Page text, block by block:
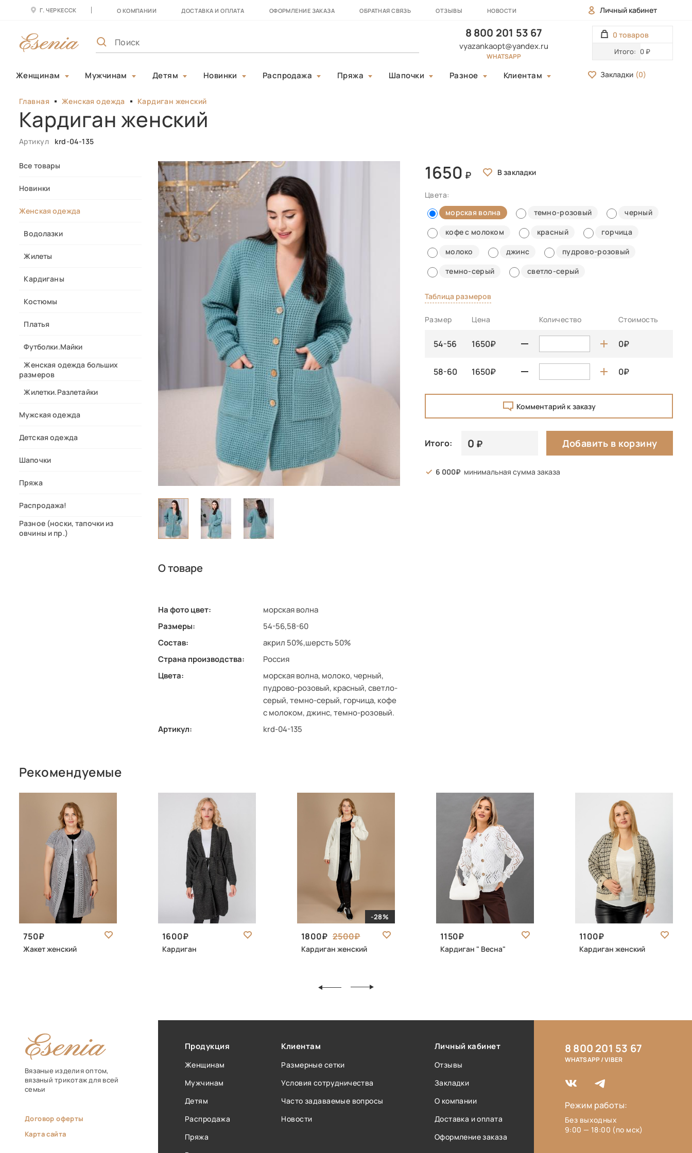
Г. ЧЕРКЕССК О КОМПАНИИ ДОСТАВКА И ОПЛАТА ОФОРМЛЕНИЕ ЗАКАЗА ОБРАТНАЯ СВЯЗЬ ОТЗЫВЫ НОВОСТИ Личный кабинет
8 800 201 53 67
vyazankaopt@yandex.ru
WHATSAPP
0 товаров
Итого: 0 ₽
Женщинам Мужчинам Детям Новинки Распродажа Пряжа Шапочки Разное Клиентам Закладки (0)
Главная Женская одежда Кардиган женский
Кардиган женский
Артикул krd-04-135
Все товары
Новинки
Женская одежда
Водолазки
Жилеты
Кардиганы
Костюмы
Платья
Футболки.Майки
Женская одежда больших
размеров
Жилетки.Разлетайки
Мужская одежда
Детская одежда
Шапочки
Пряжа
Распродажа!
Разное (носки, тапочки из
овчины и пр.)
О товаре
На фото цвет:
морская волна
Размеры:
54-56,58-60
Состав:
акрил 50%,шерсть 50%
Страна производства:
Россия
Цвета:
морская волна, молоко, черный,
пудрово-розовый, красный, светло-
серый, темно-серый, горчица, кофе
с молоком, джинс, темно-розовый.
Артикул:
krd-04-135
1650
Цвета:
морская волна
темно-розовый
черный
кофе с молоком
красный
горчица
молоко
джинс
пудрово-розовый
темно-серый
светло-серый
Таблица размеров
Размер Цена Количество Стоимость
54-56 1650 0
58-60 1650 0
Комментарий к заказу
Итого: 0 Добавить в корзину
6 000 минимальная сумма заказа
Рекомендуемые
750
Жакет женский
1600
Кардиган
-28%
1800 2500
Кардиган женский
1150
Кардиган " Весна"
1100
Кардиган женский
Вязаные изделия оптом,
вязаный трикотаж для всей
семьи
Договор оферты
Карта сайта
Продукция
Женщинам
Мужчинам
Детям
Распродажа
Пряжа
Клиентам
Размерные сетки
Условия сотрудничества
Часто задаваемые вопросы
Новости
Личный кабинет
Отзывы
Закладки
О компании
Доставка и оплата
Оформление заказа
8 800 201 53 67
WHATSAPP / VIBER
Режим работы:
Без выходных
9:00 — 18:00 (по мск)